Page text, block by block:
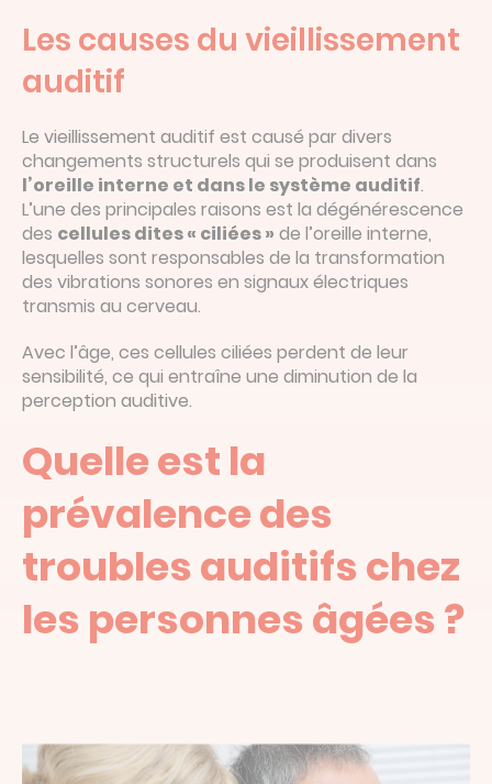
Les causes du vieillissement
auditif
Le vieillissement auditif est causé par divers
changements structurels qui se produisent dans
l’oreille interne et dans le système auditif.
L’une des principales raisons est la dégénérescence
des cellules dites « ciliées » de l’oreille interne,
lesquelles sont responsables de la transformation
des vibrations sonores en signaux électriques
transmis au cerveau.
Avec l’âge, ces cellules ciliées perdent de leur
sensibilité, ce qui entraîne une diminution de la
perception auditive.
Quelle est la
prévalence des
troubles auditifs chez
les personnes âgées ?